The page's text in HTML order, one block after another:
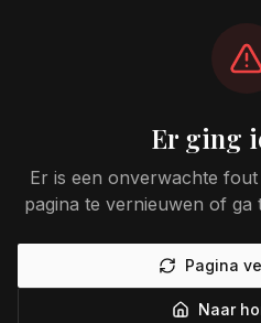
Er ging
Er is een onverwachte
pagina te vernieuwen of ga
Pagina
Naar